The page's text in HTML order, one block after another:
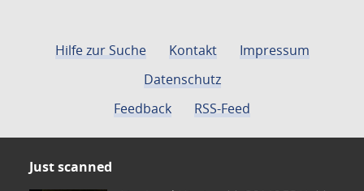
Hilfe zur Suche Kontakt
Impressum
Datenschutz
Feedback
RSS-Feed
Just scanned